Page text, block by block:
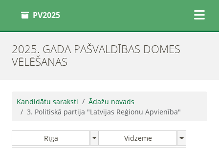
PV2025
2025. GADA PAŠVALDĪBAS DOMES
VĒLĒŠANAS
Kandidātu saraksti
Ādažu novads
3. Politiskā partija "Latvijas Reģionu Apvienība"
Rīga
Vidzeme